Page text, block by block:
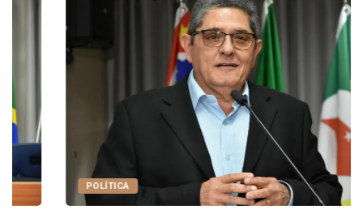
POLÍTICA